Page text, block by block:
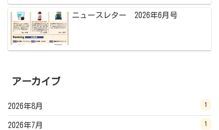
ニュースレター 2026年6月号
アーカイブ
2026年8月 1
2026年7月 1